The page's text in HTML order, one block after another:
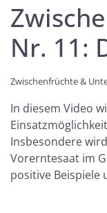
Nr. 11:
Zwischenfrüchte &
In diesem Video
Insbesondere
Vorerntesaat im
positive Beispiele